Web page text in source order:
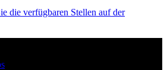
die verfügbaren Stellen auf der